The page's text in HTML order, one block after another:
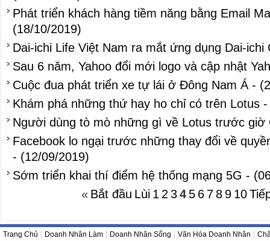
Phát triển khách hàng tiềm năng bằng Email
(18/10/2019)
Dai-ichi Life Việt Nam ra mắt ứng dụng Dai-ichi
Sau 6 năm, Yahoo đổi mới logo và cập nhật
Cuộc đua phát triển xe tự lái ở Đông Nam Á -
Khám phá những thứ hay ho chỉ có trên Lotus
Người dùng tò mò những gì về Lotus trước giờ
Facebook lo ngại trước những thay đổi về
- (12/09/2019)
Sớm triển khai thí điểm hệ thống mạng 5G -
« Bắt đầu Lùi 1 2 34 5 6 7 8 9 10
Trang Chủ Doanh Nhân Làm Doanh Nhân Sống Văn Hóa Doanh Nhân